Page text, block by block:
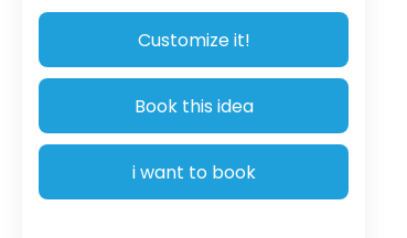
Customize it!
Book this idea
i want to book